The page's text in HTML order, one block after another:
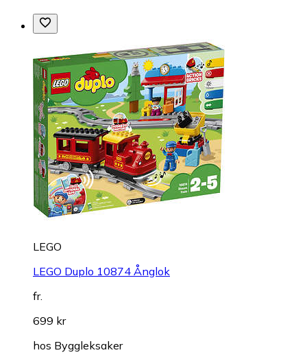
LEGO
LEGO Duplo 10874 Ånglok
fr.
699 kr
hos Byggleksaker